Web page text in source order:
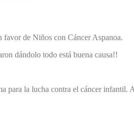
favor de Niños con Cáncer Aspanoa.
dándolo todo está buena causa!!
para la lucha contra el cáncer